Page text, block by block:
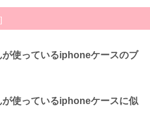
使っているiphoneケースのブ
使っているiphoneケースに似